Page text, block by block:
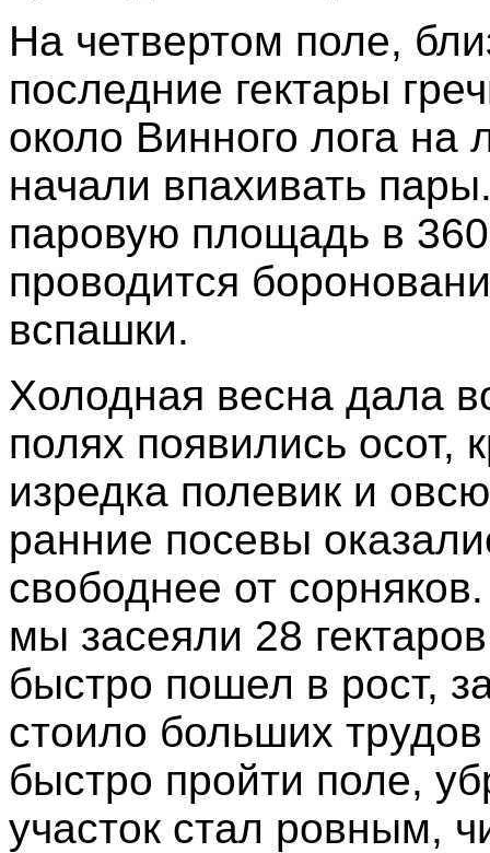
На четвертом поле,
последние гектары
около Винного лога на
начали впахивать
паровую площадь в 360
проводится
вспашки.
Холодная весна дала
полях появились осот,
изредка полевик и
ранние посевы
свободнее от
мы засеяли 28
быстро пошел в рост,
стоило больших
быстро пройти поле,
участок стал ровным,